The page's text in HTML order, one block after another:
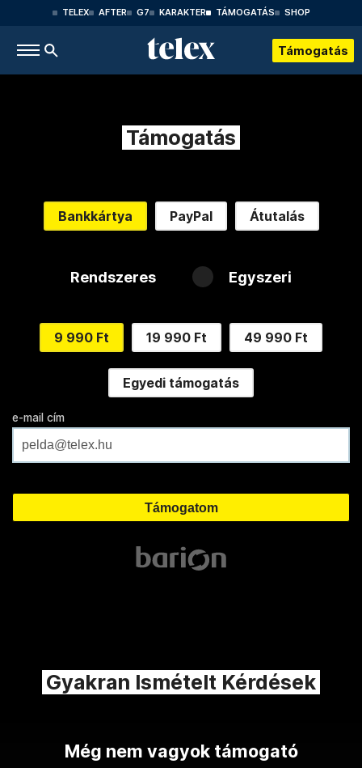
TELEX AFTER G7 KARAKTER TÁMOGATÁS SHOP
Támogatás
Támogatás
Bankkártya PayPal Átutalás
Rendszeres Egyszeri
9 990 Ft 19 990 Ft 49 990 Ft
Egyedi támogatás
e-mail cím
Gyakran Ismételt Kérdések
Még nem vagyok támogató